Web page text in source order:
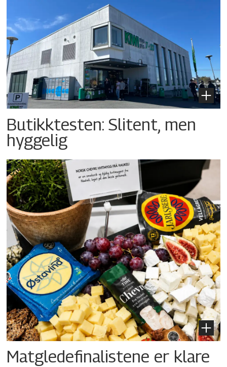
Butikktesten: Slitent, men
hyggelig
Matgledefinalistene er klare